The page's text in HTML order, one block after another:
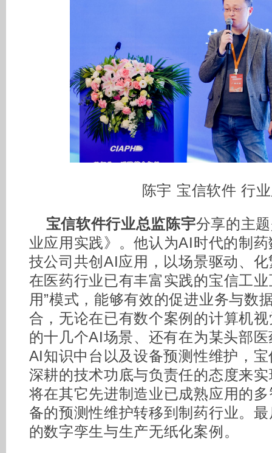
陈宇 宝信软件 行
宝信软件行业总监陈宇分享的主
业应用实践》。他认为AI时代的制
技公司共创AI应用，以场景驱动、
在医药行业已有丰富实践的宝信工
用”模式，能够有效的促进业务与数
合，无论在已有数个案例的计算机
的十几个AI场景、还有在为某头部
AI知识中台以及设备预测性维护，
深耕的技术功底与负责任的态度来
将在其它先进制造业已成熟应用的
备的预测性维护转移到制药行业。
的数字孪生与生产无纸化案例。